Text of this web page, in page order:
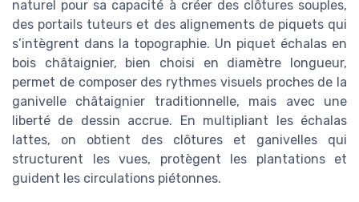
naturel pour sa capacité à créer des clôtures souples,
des portails tuteurs et des alignements de piquets qui
s’intègrent dans la topographie. Un piquet échalas en
bois châtaignier, bien choisi en diamètre longueur,
permet de composer des rythmes visuels proches de la
ganivelle châtaignier traditionnelle, mais avec une
liberté de dessin accrue. En multipliant les échalas
lattes, on obtient des clôtures et ganivelles qui
structurent les vues, protègent les plantations et
guident les circulations piétonnes.